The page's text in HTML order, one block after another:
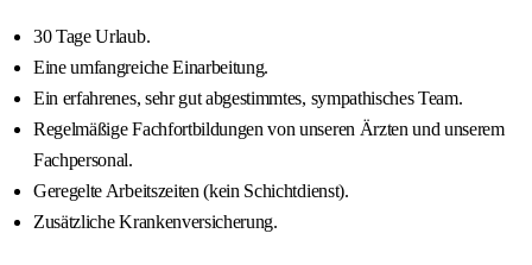
30 Tage Urlaub.
Eine umfangreiche Einarbeitung.
Ein erfahrenes, sehr gut abgestimmtes, sympathisches Team.
Regelmäßige Fachfortbildungen von unseren Ärzten und unserem
Fachpersonal.
Geregelte Arbeitszeiten (kein Schichtdienst).
Zusätzliche Krankenversicherung.